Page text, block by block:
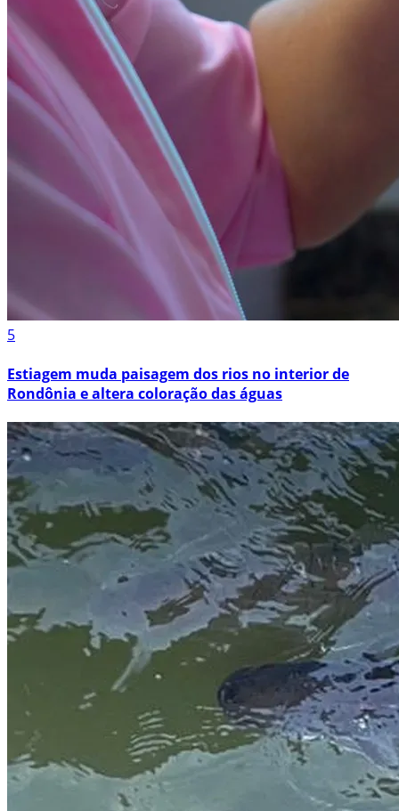
5
Estiagem muda paisagem dos rios no interior de
Rondônia e altera coloração das águas